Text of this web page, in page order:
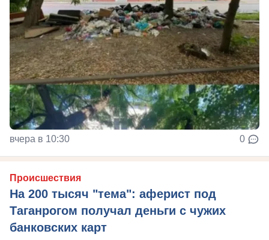
вчера в 10:30 0
Происшествия
На 200 тысяч "тема": аферист под
Таганрогом получал деньги с чужих
банковских карт